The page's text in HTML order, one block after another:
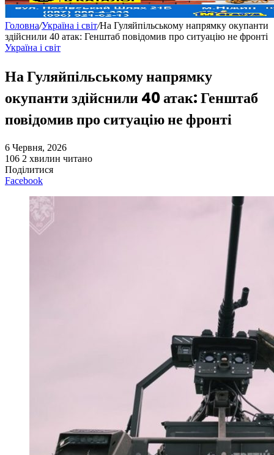
Головна/Україна і світ/На Гуляйпільському напрямку окупанти
здійснили 40 атак: Генштаб повідомив про ситуацію не фронті
Україна і світ
На Гуляйпільському напрямку
окупанти здійснили 40 атак: Генштаб
повідомив про ситуацію не фронті
6 Червня, 2026
106 2 хвилин читано
Поділитися
Facebook